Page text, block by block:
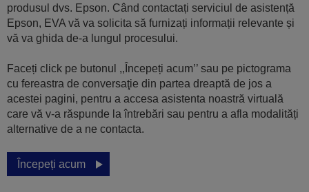
produsul dvs. Epson. Când contactați serviciul de asistență
Epson, EVA vă va solicita să furnizați informații relevante și
vă va ghida de-a lungul procesului.
Faceți click pe butonul ,,Începeți acum’’ sau pe pictograma
cu fereastra de conversaţie din partea dreaptă de jos a
acestei pagini, pentru a accesa asistenta noastră virtuală
care vă v-a răspunde la întrebări sau pentru a afla modalități
alternative de a ne contacta.
Începeți acum